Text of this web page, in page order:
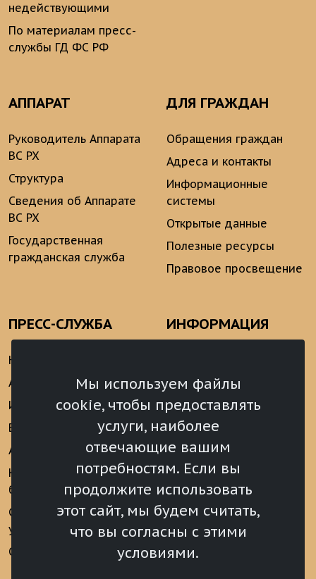
Мы используем файлы
cookie, чтобы предоставлять
услуги, наиболее
отвечающие вашим
потребностям. Если вы
продолжите использовать
этот сайт, мы будем считать,
что вы согласны с этими
условиями.
недействующими
По материалам пресс-
службы ГД ФС РФ
АППАРАТ
Руководитель Аппарата
ВС РХ
Структура
Сведения об Аппарате
ВС РХ
Государственная
гражданская служба
ДЛЯ ГРАЖДАН
Обращения граждан
Адреса и контакты
Информационные
системы
Открытые данные
Полезные ресурсы
Правовое просвещение
ПРЕСС-СЛУЖБА
Новости
Анонсы
Интервью
Видеоматериалы
Аккредитация
Конкурс «Хрустальный
барс»
Сведения о СМИ
учрежденных ВС РХ
Опросы и голосования
ИНФОРМАЦИЯ
аналитические
материалы
Реализация Послания
Президента РФ
Федеральному
Собранию РФ
Местное
самоуправление
Финансы
Награды